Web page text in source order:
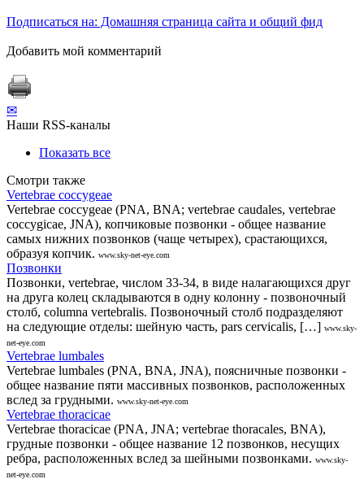
Подписаться на: Домашняя страница сайта и общий фид
Добавить мой комментарий
✉
Наши RSS-каналы
Показать все
Смотри также
Vertebrae coccygeae
Vertebrae coccygeae (PNA, BNA; vertebrae caudales, vertebrae
coccygicae, JNA), копчиковые позвонки - общее название
самых нижних позвонков (чаще четырех), срастающихся,
образуя копчик. www.sky-net-eye.com
Позвонки
Позвонки, vertebrae, числом 33-34, в виде налагающихся друг
на друга колец складываются в одну колонну - позвоночный
столб, columna vertebralis. Позвоночный столб подразделяют
на следующие отделы: шейную часть, pars cervicalis, […] www.sky-
net-eye.com
Vertebrae lumbales
Vertebrae lumbales (PNA, BNA, JNA), поясничные позвонки -
общее название пяти массивных позвонков, расположенных
вслед за грудными. www.sky-net-eye.com
Vertebrae thoracicae
Vertebrae thoracicae (PNA, JNA; vertebrae thoracales, BNA),
грудные позвонки - общее название 12 позвонков, несущих
ребра, расположенных вслед за шейными позвонками. www.sky-
net-eye.com